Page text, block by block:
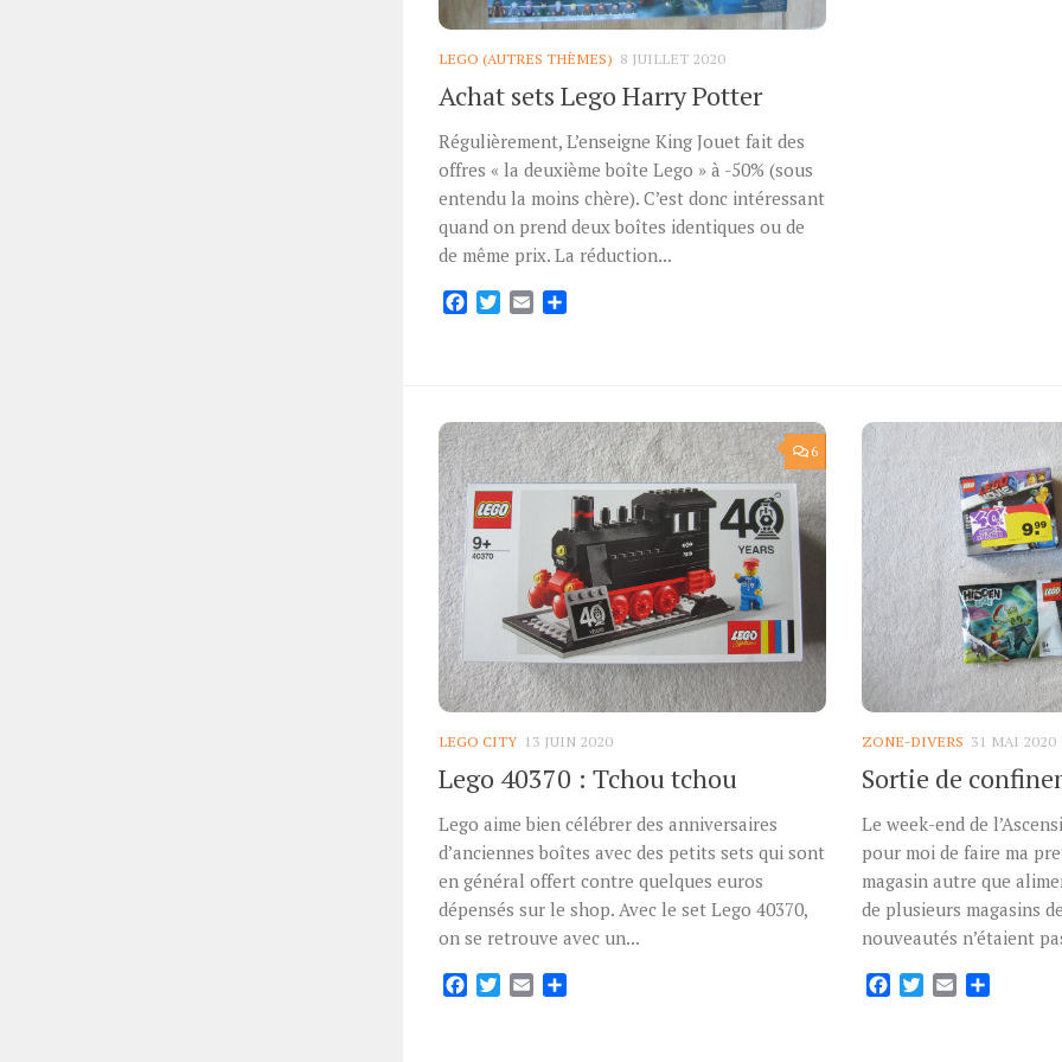
LEGO (AUTRES THÈMES) 8 JUILLET 2020
Achat sets Lego Harry Potter
Régulièrement, L’enseigne King Jouet fait des
offres « la deuxième boîte Lego » à -50% (sous
entendu la moins chère). C’est donc intéressant
quand on prend deux boîtes identiques ou de
de même prix. La réduction...
FacebookTwitter
Email
6
LEGO CITY 13 JUIN 2020
Lego 40370 : Tchou tchou
Lego aime bien célébrer des anniversaires
d’anciennes boîtes avec des petits sets qui sont
en général offert contre quelques euros
dépensés sur le shop. Avec le set Lego 40370,
on se retrouve avec un...
FacebookTwitter
Email
ZONE-DIVERS 31 MAI 2020
Sortie de
Le week-end de
pour moi de faire ma
magasin autre que
de plusieurs magasins
nouveautés n’étaient
FacebookTwitter
Email